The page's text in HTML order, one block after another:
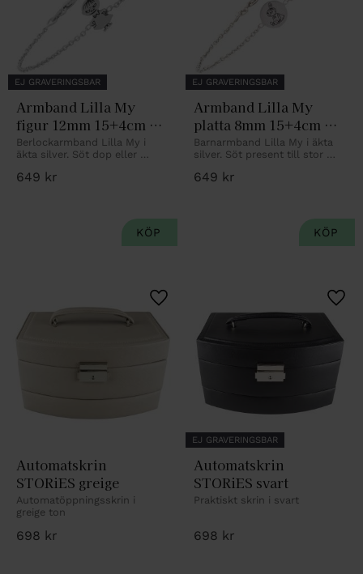
EJ GRAVERINGSBAR
Armband Lilla My
figur 12mm 15+4cm
rhod silver Mumin
Berlockarmband Lilla My i
äkta silver. Söt dop eller
649 kr
EJ GRAVERINGSBAR
Armband Lilla My
platta 8mm 15+4cm
rhod silver Mumin
Barnarmband Lilla My i äkta
silver. Söt present till stor
649 kr
Automatskrin
STORiES greige
Automatöppningsskrin i
greige ton
698 kr
Lägg till i favoriter
EJ GRAVERINGSBAR
Automatskrin
STORiES svart
Praktiskt skrin i svart
698 kr